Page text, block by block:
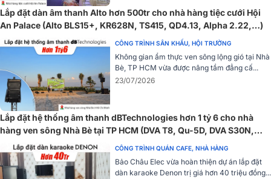
trong tủ thiết bị. Tích hợp trình phát MP3 hỗ trợ USB cùng màn hình
LCD trực quan giúp vận hành đơn giản. Kết nối Bluetooth cho phép
phát nhạc không dây từ điện thoại và hiển thị tên bài hát.
Hệ thống 4 cổng micro, 2 cổng AUX cùng ngõ vào khẩn cấp EMC
đáp ứng đa dạng nhu cầu sử dụng. Ngoài ra, người dùng có thể
điều chỉnh âm lượng, âm bass và âm treble riêng biệt để tối ưu chất
lượng âm thanh.
=> Xem thêm:Amply kỹ thuật số ITC T-60DTB
Bản vẽ vị trí Loa, Mô Phỏng âm thanh cho quán
cafe, nhà hàng 2 tầng
Lắp đặt dàn âm thanh Alto hơn 500tr cho nhà hàng tiệc cưới Hội
An Palace (Alto BLS15+, KR628N, TS415, QD4.13, Alpha 2.22,…)
CÔNG TRÌNH SÂN KHẤU, HỘI TRƯỜNG
Không gian ẩm thực ven sông lộng gió tại Nhà
Bè, TP HCM vừa được nâng tầm đẳng cấ...
23/07/2026
Lắp đặt hệ thống âm thanh dBTechnologies hơn 1 tỷ 6 cho nhà
hàng ven sông Nhà Bè tại TP HCM (DVA T8, Qu-5D, DVA S30N,
FMX15...)
CÔNG TRÌNH QUÁN CAFE, NHÀ HÀNG
Bảo Châu Elec vừa hoàn thiện dự án lắp đặt
dàn karaoke Denon trị giá hơn 40 triệu đồng...